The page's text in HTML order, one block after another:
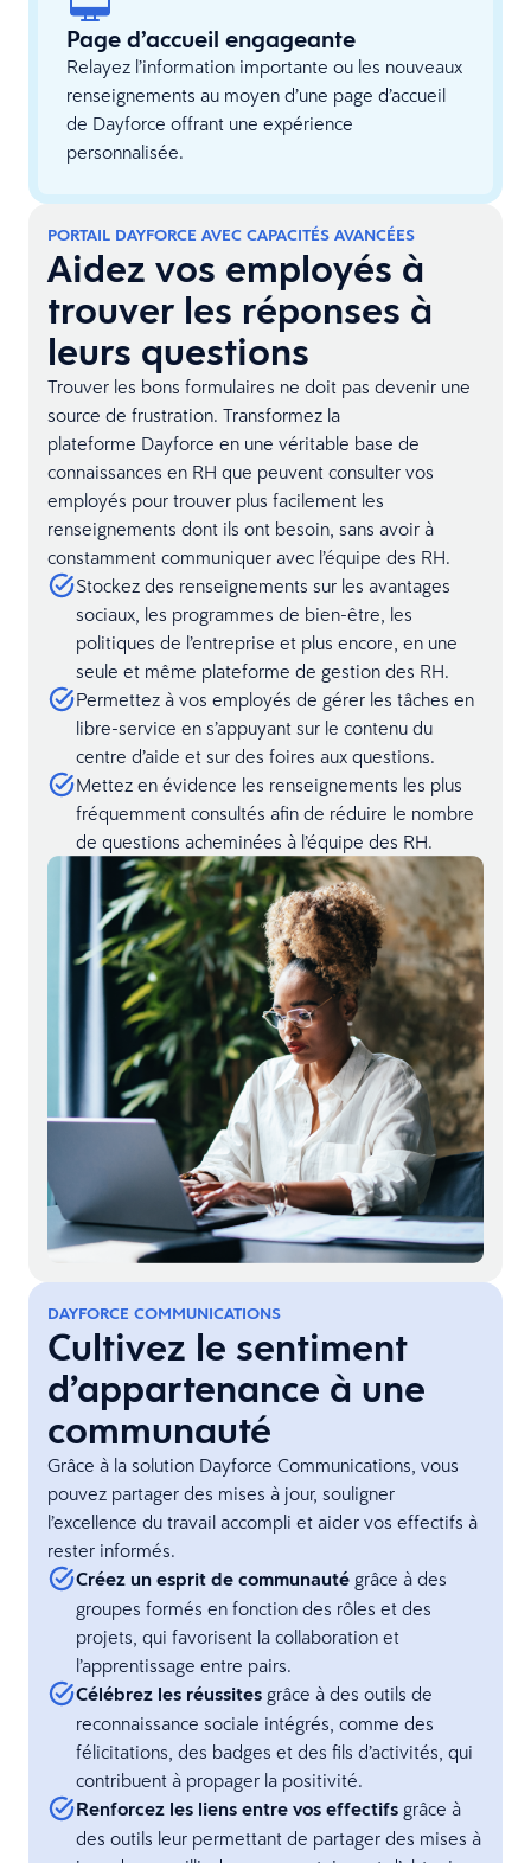
Page d’accueil engageante
Relayez l’information importante ou les nouveaux
renseignements au moyen d’une page d’accueil
de Dayforce offrant une expérience
personnalisée.
PORTAIL DAYFORCE AVEC CAPACITÉS AVANCÉES
Aidez vos employés à
trouver les réponses à
leurs questions
Trouver les bons formulaires ne doit pas devenir une
source de frustration. Transformez la
plateforme Dayforce en une véritable base de
connaissances en RH que peuvent consulter vos
employés pour trouver plus facilement les
renseignements dont ils ont besoin, sans avoir à
constamment communiquer avec l’équipe des RH.
Stockez des renseignements sur les avantages
sociaux, les programmes de bien-être, les
politiques de l’entreprise et plus encore, en une
seule et même plateforme de gestion des RH.
Permettez à vos employés de gérer les tâches en
libre-service en s’appuyant sur le contenu du
centre d’aide et sur des foires aux questions.
Mettez en évidence les renseignements les plus
fréquemment consultés afin de réduire le nombre
de questions acheminées à l’équipe des RH.
DAYFORCE COMMUNICATIONS
Cultivez le sentiment
d’appartenance à une
communauté
Grâce à la solution Dayforce Communications, vous
pouvez partager des mises à jour, souligner
l’excellence du travail accompli et aider vos effectifs à
rester informés.
Créez un esprit de communauté grâce à des
groupes formés en fonction des rôles et des
projets, qui favorisent la collaboration et
l’apprentissage entre pairs.
Célébrez les réussites grâce à des outils de
reconnaissance sociale intégrés, comme des
félicitations, des badges et des fils d’activités, qui
contribuent à propager la positivité.
Renforcez les liens entre vos effectifs grâce à
des outils leur permettant de partager des mises à